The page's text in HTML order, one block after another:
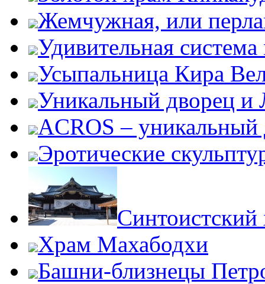
Жемчужная, или
Удивительная
Усыпальница Кира
Уникальный дворец и
ACROS – уникальный
Эротические
Храм Махабодхи
Башни-близнецы